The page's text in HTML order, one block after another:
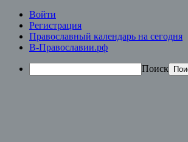
Войти
Регистрация
Православный календарь на сегодня
В-Православии.рф
Поиск